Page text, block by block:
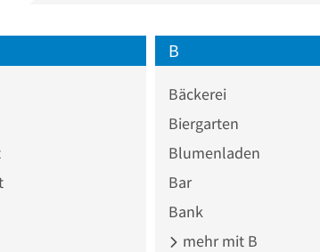
B
Bäckerei
Biergarten
Blumenladen
Bar
Bank
mehr mit B